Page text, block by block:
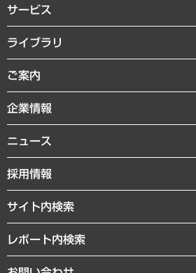
サービス
経営戦略
組織・人事戦略
デジタルイノベーション
共生・ダイバーシティ
GRC（ガバナンス・リスク・コンプライアンス
経済・産業・雇用・労働
まちづくり・観光・交通・スポーツ・スマートシ
自然資源・農林水産業・食料システム
ライブラリ
経済調査
レポート
コラム
経営用語集
受託・受注実績（官公庁関連）
メディア掲載・出演
ご案内
セミナー・イベント情報
MUFGビジネスセミナー
受託案件情報
企業情報
私たちの想い
社長メッセージ
会社概要
沿革
組織図・本部部室紹介
ニュース
ニュースリリース
お知らせ
採用情報
サイト内検索
レポート内検索